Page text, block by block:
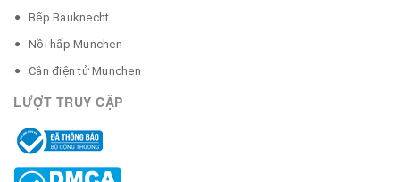
Bếp Bauknecht
Nồi hấp Munchen
Cân điện tử Munchen
LƯỢT TRUY CẬP